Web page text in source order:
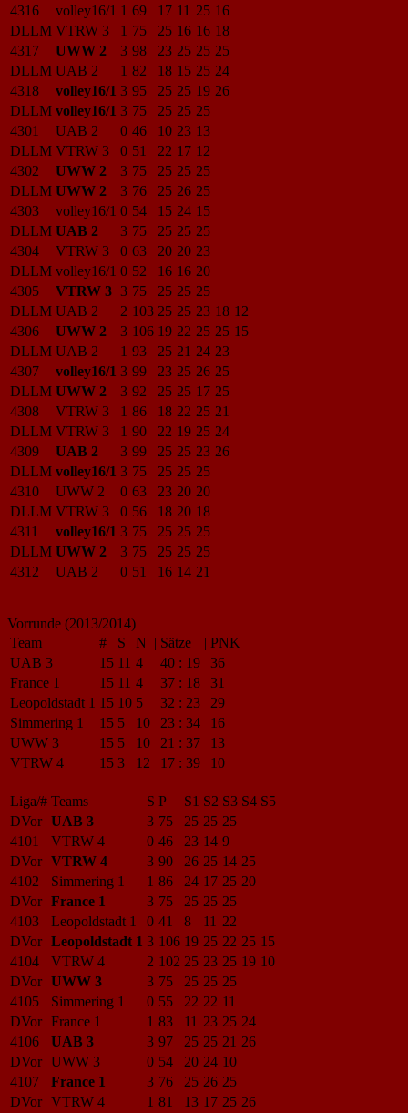
4316 volley16/1 1 69 17 11 25 16
DLLM VTRW 3 1 75 25 16 16 18
4317
UWW 2 3 98 23 25 25 25
DLLM UAB 2 1 82 18 15 25 24
4318
volley16/1 3 95 25 25 19 26
DLLM volley16/1 3 75 25 25 25
4301
UAB 2 0 46 10 23 13
DLLM VTRW 3 0 51 22 17 12
4302
UWW 2 3 75 25 25 25
DLLM UWW 2 3 76 25 26 25
4303
volley16/1 0 54 15 24 15
DLLM UAB 2 3 75 25 25 25
4304
VTRW 3 0 63 20 20 23
DLLM volley16/1 0 52 16 16 20
4305
VTRW 3 3 75 25 25 25
DLLM UAB 2 2 103 25 25 23 18 12
4306
UWW 2 3 106 19 22 25 25 15
DLLM UAB 2 1 93 25 21 24 23
4307
volley16/1 3 99 23 25 26 25
DLLM UWW 2 3 92 25 25 17 25
4308
VTRW 3 1 86 18 22 25 21
DLLM VTRW 3 1 90 22 19 25 24
4309
UAB 2 3 99 25 25 23 26
DLLM volley16/1 3 75 25 25 25
4310
UWW 2 0 63 23 20 20
DLLM VTRW 3 0 56 18 20 18
4311
volley16/1 3 75 25 25 25
DLLM UWW 2 3 75 25 25 25
4312
UAB 2 0 51 16 14 21
Vorrunde (2013/2014)
Team
# S N | Sätze | PNK
UAB 3
15 11 4 40 : 19
36
France 1
15 11 4 37 : 18
31
Leopoldstadt 1 15 10 5 32 : 23
29
Simmering 1
15 5 10 23 : 34
16
UWW 3
15 5 10 21 : 37
13
VTRW 4
15 3 12 17 : 39 10
Liga/# Teams S P S1 S2 S3 S4 S5
DVor UAB 3 3 75 25 25 25
4101
VTRW 4 0 46 23 14 9
DVor VTRW 4 3 90 26 25 14 25
4102
Simmering 1 1 86 24 17 25 20
DVor France 1 3 75 25 25 25
4103
Leopoldstadt 1 0 41 8 11 22
DVor Leopoldstadt 1 3 106 19 25 22 25 15
4104
VTRW 4 2 102 25 23 25 19 10
DVor UWW 3 3 75 25 25 25
4105
Simmering 1 0 55 22 22 11
DVor France 1 1 83 11 23 25 24
4106
UAB 3 3 97 25 25 21 26
DVor UWW 3 0 54 20 24 10
4107
France 1 3 76 25 26 25
DVor VTRW 4 1 81 13 17 25 26